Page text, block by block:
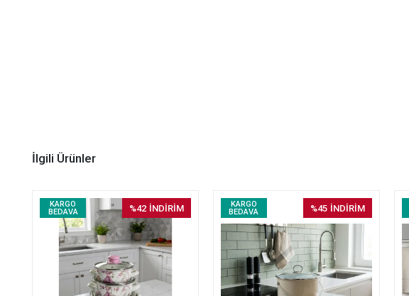
İlgili Ürünler
KARGO
BEDAVA
%42 İNDİRİM
KARGO
BEDAVA
%45 İNDİRİM